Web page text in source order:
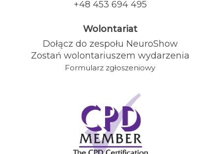
+48 453 694 495
Wolontariat
Dołącz do zespołu NeuroShow
Zostań wolontariuszem wydarzenia
Formularz zgłoszeniowy